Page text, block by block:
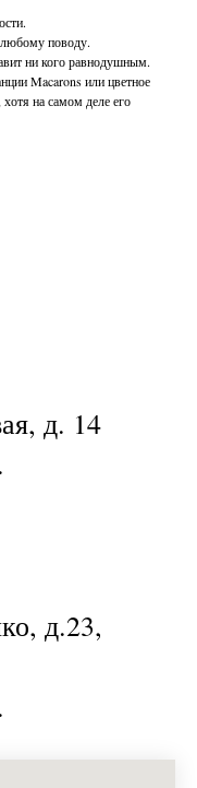
поводу.
ни кого равнодушным.
Macarons или цветное
на самом деле его
д. 14
д.23,